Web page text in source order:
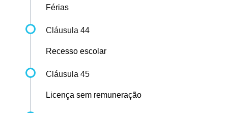
Férias
Cláusula 44
Recesso escolar
Cláusula 45
Licença sem remuneração